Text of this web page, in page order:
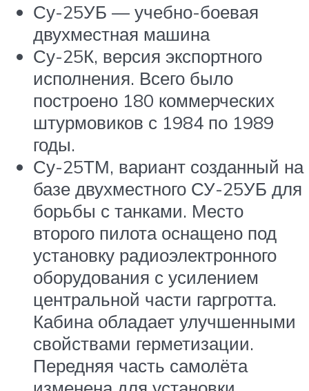
Су-25УБ — учебно-боевая
двухместная машина
Су-25К, версия экспортного
исполнения. Всего было
построено 180 коммерческих
штурмовиков с 1984 по 1989
годы.
Су-25ТМ, вариант созданный на
базе двухместного СУ-25УБ для
борьбы с танками. Место
второго пилота оснащено под
установку радиоэлектронного
оборудования с усилением
центральной части гаргротта.
Кабина обладает улучшенными
свойствами герметизации.
Передняя часть самолёта